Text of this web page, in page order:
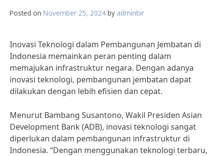
Posted on November 25, 2024 by adminbir
Inovasi Teknologi dalam Pembangunan Jembatan di
Indonesia memainkan peran penting dalam
memajukan infrastruktur negara. Dengan adanya
inovasi teknologi, pembangunan jembatan dapat
dilakukan dengan lebih efisien dan cepat.
Menurut Bambang Susantono, Wakil Presiden Asian
Development Bank (ADB), inovasi teknologi sangat
diperlukan dalam pembangunan infrastruktur di
Indonesia. “Dengan menggunakan teknologi terbaru,